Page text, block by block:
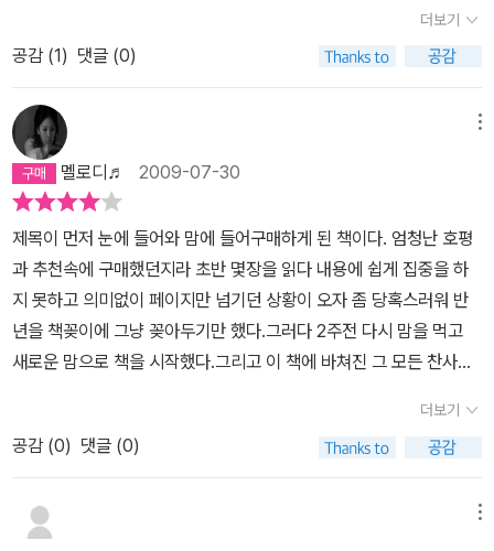
등장인물들에게 애정이 생겨 너무 많은 일을 겪은 리젤에게 연민이
가고, 심지어 화자인 (그리고 인간이 아닌) 죽음의 신 (혹은 저승사
자)의 입장에까지 자꾸 대입이 되는 것도 이색적인 경험이었다.명실
공히 선진국인 독일에 이런 과거가 있었다니. 사실 이런 일은 까딱 잘
못 하면 어디에서나 일어날 수 있는 것을. 그 참혹함을 앳된 소녀 리젤
의 인생을 통해 들여다보는, 우리가 알아야 할 우리의 이야기. 소설을
읽는 것에도 목적이 있다면 바로 이런 것일 것이다. 몰랐던 일을 사람
들에게 생생히 전해 기억하게 하는 것. 당분간은 나치 관련 이야기는
읽지 않기로 다짐했지만. 오랜만에 생각할 거리를 던져주는 깊이 있
는 소설이었다.
족은 수많은 시련을 맞게 되는데...'The Book Thief'를 읽고 후기를
쓰기위해 저자인 마커스 주삭에 대한 자료를 보다가 그가 아직 30대
생한 경험과 증언들로부터 소재를 얻긴 했다지만 세계 2차 대전, 유
태인 학살, 나치치하라는 무거우면서 자신이 경험하지도 않은 역사적
사건들을 생생히 묘사하고 그런 절망과 슬픔의 소재 속에 삶과 죽음
에 대한 고찰, 우정과 사랑, 용기와 순수함을 담아내는 노련함을 보면,
가히 ‘문학천재’라고 불릴만 합니다.이 책의 특이한 점은 전지적 시점
이면서 화자가 특이하게 ‘Death' 그 자체라는 것입니다. 작가는 인터
뷰를 통해사람들이 흔히 얘기하는, 죽음이 인간의 가장 좋은 친구라
는 역설적인 말과 전쟁이라는 배경의 곳곳에서 흔히 죽음을 만날 수
있다는 사실에서죽음 그 자체를 이 책의 화자로 선정했다고 했는데
지만 작가도 인정한 대로 소설 내용전체을, 죽음을 의인화하여 전달
하기에는 다소 무리가 있어서 간간히 어색한 narration 부분이 생겼
던 것은 약간 아쉬운 점이라고 말할 수 있습니다. 소설의 영어는 의인
화된 죽음이라는 시점과 시간순서가 가끔 바뀌어서 소개되는 사건들,
풍부한 어휘와독창적인 표현등으로 처음에는 다소 어렵게 느껴질 수
일기'와 비슷하게 전쟁 소설 중 하나로 볼 수도 있겠으나 형식의 차이
인줄은 모르겠으나 그 감동은 비교가 힘들다. 화자가 죽은 사람들의
영혼을 접수해 가는(가볍게 해주는) 저승 사자였던 것도 괜찮았던 것
같다. 담담한 어투로 그렇게 비극적인 사실들과 극적인 반전을 다른
화자로 얘기하기가 쉽지 않았을 듯 하다. 전체적으로는 상당히 어두
울 수 밖에 없는 배경과 사실이면서도 약간씩 묻어 있는 (숨어 있는)
유머도 책을 읽는 재미를 더욱 크게 하였던 것 같다. 영어가 아주 쉽지
는 않지만, 사전을 두고 찾아가면서 읽을만 하다. 꽤 두툼한 소설을 원
서로 읽었다는 뿌듯함도 느낄 수 있어 참 좋았다. 원서였기 때문에 재
밌지 않았더라면 결코 끝까지 읽어내지 못했을 것이라는 점만으로도
분명 큰 재미를 느꼈음에 틀림없다.
더보기
공감 (1) 댓글 (0)
멜로디♬ 2009-07-30
제목이 먼저 눈에 들어와 맘에 들어구매하게 된 책이다. 엄청난 호평
과 추천속에 구매했던지라 초반 몇장을 읽다 내용에 쉽게 집중을 하
지 못하고 의미없이 페이지만 넘기던 상황이 오자 좀 당혹스러워 반
년을 책꽂이에 그냥 꽂아두기만 했다.그러다 2주전 다시 맘을 먹고
새로운 맘으로 책을 시작했다.그리고 이 책에 바쳐진 그 모든 찬사를
이 전혀 아깝지 않을작품이었다.책의 레벨은 조금 생각해야 하는 비
유적 표현이나간혹 중상위 단어들이 적혀있지만, 크게 어렵지 않은
짧은 문체의 영어라 큰 부담없이 읽을 수 있는 원서라고 생각한다. 내
용 중간중간에 귀여운 그림도 있고, 스토리 흐름을 적절히 끊어 주인
공인 Liesel에만 포커스를 두는 것이 아니라 여러 인물들을 다루어
더보기
공감 (0) 댓글 (0)